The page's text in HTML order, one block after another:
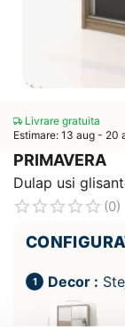
Livrare gratuita
Estimare: 13 aug - 20
PRIMAVERA
Dulap usi
(0)
Decor :